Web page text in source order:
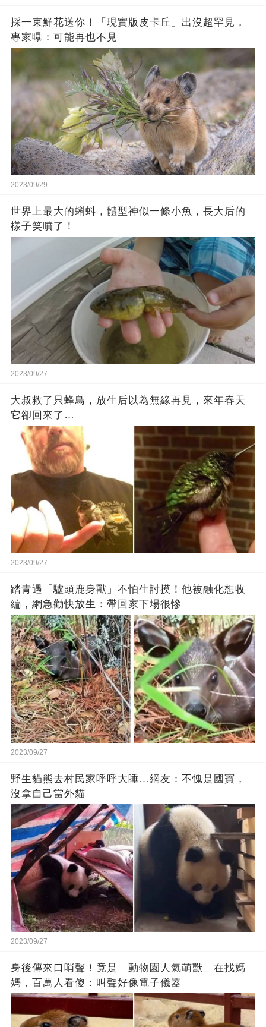
採一束鮮花送你！「現實版皮卡丘」出沒超罕見，
專家曝：可能再也不見
2023/09/29
世界上最大的蝌蚪，體型神似一條小魚，長大后的
樣子笑噴了！
2023/09/27
大叔救了只蜂鳥，放生后以為無緣再見，來年春天
它卻回來了…
2023/09/27
踏青遇「驢頭鹿身獸」不怕生討摸！他被融化想收
編，網急勸快放生：帶回家下場很慘
2023/09/27
野生貓熊去村民家呼呼大睡…網友：不愧是國寶，
沒拿自己當外貓
2023/09/27
身後傳來口哨聲！竟是「動物園人氣萌獸」在找媽
媽，百萬人看傻：叫聲好像電子儀器